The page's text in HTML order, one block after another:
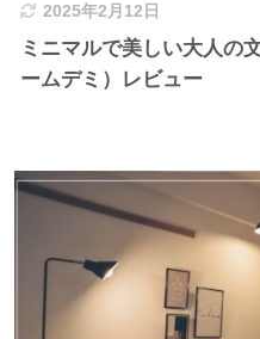
2025年2月12日
ミニマルで美しい大人の
ームデミ）レビュー